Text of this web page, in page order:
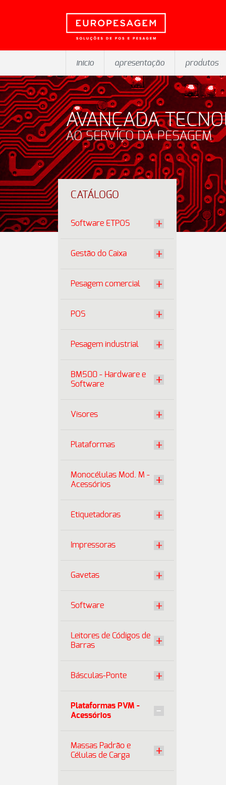
inicio apresentação produtos
AVANÇADA
AO SERVIÇO DA PESAGEM
CATÁLOGO
Software ETPOS
Gestão do Caixa
Pesagem comercial
POS
Pesagem industrial
BM500 - Hardware e
Software
Visores
Plataformas
Monocélulas Mod. M -
Acessórios
Etiquetadoras
Impressoras
Gavetas
Software
Leitores de Códigos de
Barras
Básculas-Ponte
Plataformas PVM -
Acessórios
Massas Padrão e
Células de Carga